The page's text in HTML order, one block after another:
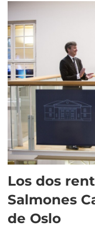
Los dos
Salmones
de Oslo